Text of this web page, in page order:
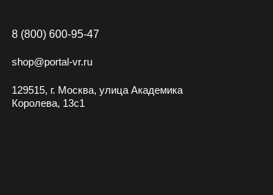
8 (800) 600-95-47
shop@portal-vr.ru
129515, г. Москва, улица Академика
Королева, 13с1